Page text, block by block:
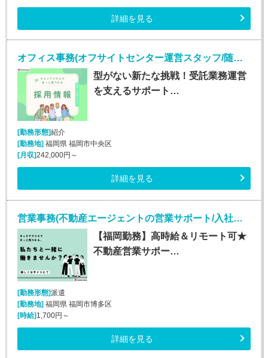
詳細を見る
オフィス事務(オフサイトセンター運営スタッフ/随時入社/長期)
型がない新たな挑戦！受託業務運営
を支えるサポート…
[勤務形態]紹介
[勤務地] 福岡県 福岡市中央区
[月収]242,000円～
詳細を見る
営業事務(不動産エージェントの営業サポート/入社日応相談)
【福岡勤務】高時給＆リモート可★
不動産営業サポー…
[勤務形態]派遣
[勤務地]福岡県 福岡市博多区
[時給]1,700円～
詳細を見る